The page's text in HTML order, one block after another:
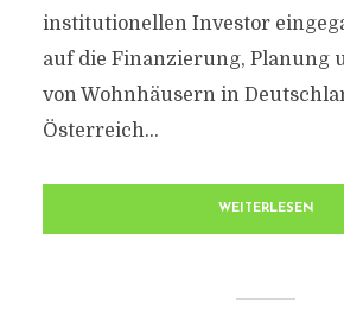
institutionellen Investor
auf die Finanzierung, Planung
von Wohnhäusern in
Österreich...
WEITERLESEN